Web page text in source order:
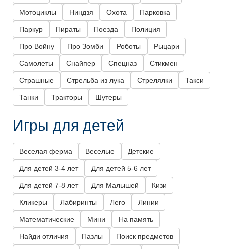
Мотоциклы Ниндзя Охота Парковка
Паркур Пираты Поезда Полиция
Про Войну Про Зомби Роботы Рыцари
Самолеты Снайпер Спецназ Стикмен
Страшные Стрельба из лука Стрелялки Такси
Танки Тракторы Шутеры
Игры для детей
Веселая ферма Веселые Детские
Для детей 3-4 лет Для детей 5-6 лет
Для детей 7-8 лет Для Малышей Кизи
Кликеры Лабиринты Лего Линии
Математические Мини На память
Найди отличия Пазлы Поиск предметов